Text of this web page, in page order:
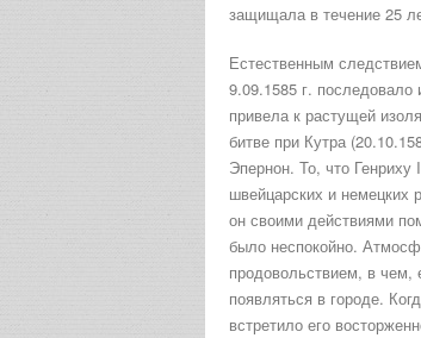
защищала в течение 25
Естественным
9.09.1585 г. последовало
привела к растущей
битве при Кутра
Эпернон. То, что
швейцарских и немецких
он своими действиями
было неспокойно.
продовольствием, в чем,
появляться в городе.
встретило его